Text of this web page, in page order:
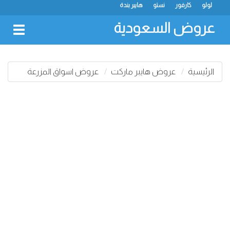
هايبر بندة نستو كارفور لولو
عروض السعودية
الرئيسية عروض هايبر ماركت عروض اسواق المزرعة